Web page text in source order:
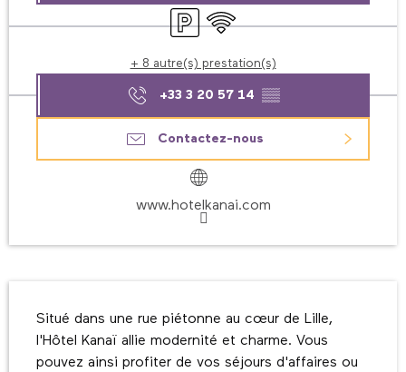
ParkingWiFi
+ 8 autre(s) prestation(s)
+33 3 20 57 14 ▒▒
Contactez-nous
www.hotelkanai.com
Situé dans une rue piétonne au cœur de Lille,
l'Hôtel Kanaï allie modernité et charme. Vous
pouvez ainsi profiter de vos séjours d'affaires ou